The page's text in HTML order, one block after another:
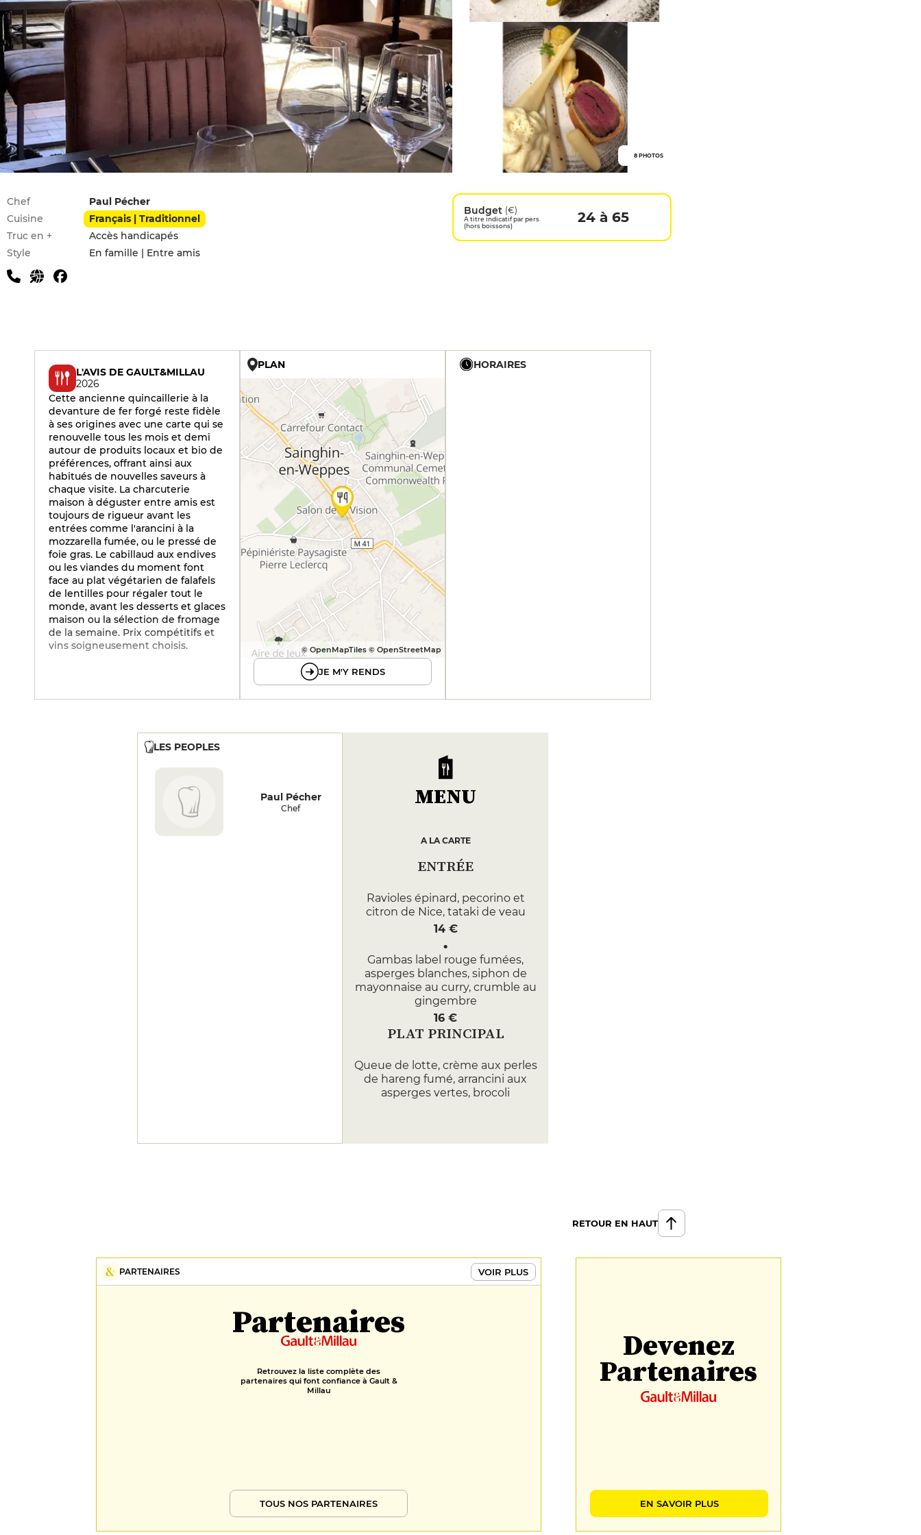
8 PHOTOS
Infos pratiques
Chef
Paul Pécher
Cuisine
Français | Traditionnel
Truc en +
Accès handicapés
Style
En famille | Entre amis
Budget (€)
A titre indicatif par pers.
(hors boissons)
24 à 65
L'AVIS DE GAULT&MILLAU
2026
Cette ancienne quincaillerie à la
devanture de fer forgé reste fidèle
à ses origines avec une carte qui se
renouvelle tous les mois et demi
autour de produits locaux et bio de
préférences, offrant ainsi aux
habitués de nouvelles saveurs à
chaque visite. La charcuterie
maison à déguster entre amis est
toujours de rigueur avant les
entrées comme l'arancini à la
mozzarella fumée, ou le pressé de
foie gras. Le cabillaud aux endives
ou les viandes du moment font
face au plat végétarien de falafels
de lentilles pour régaler tout le
monde, avant les desserts et glaces
maison ou la sélection de fromage
de la semaine. Prix compétitifs et
vins soigneusement choisis.
PLAN
© OpenMapTiles © OpenStreetMap
JE M'Y RENDS
HORAIRES
LES PEOPLES
Paul Pécher
Chef MENU
A LA CARTE
ENTRÉE
Ravioles épinard, pecorino et
citron de Nice, tataki de veau
14 €
Gambas label rouge fumées,
asperges blanches, siphon de
mayonnaise au curry, crumble au
gingembre
16 €
PLAT PRINCIPAL
Queue de lotte, crème aux perles
de hareng fumé, arrancini aux
asperges vertes, brocoli
Selle d’agneau farci blettes,
70% et marjolaine
Formule du marché - 2 temps
Menu découverte
RETOUR EN HAUT
PARTENAIRES VOIR PLUS
Partenaires
Retrouvez la liste complète des
partenaires qui font confiance à Gault &
Millau
TOUS NOS PARTENAIRES
Devenez
Partenaires
EN SAVOIR PLUS